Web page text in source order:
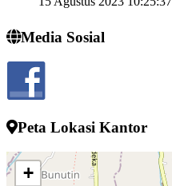
...selengkapnya
24 Juli 2022 13:52:10
Media Sosial
Peta Lokasi Kantor
+